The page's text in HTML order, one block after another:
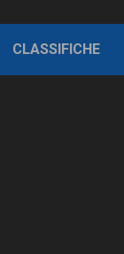
CLASSIFICHE